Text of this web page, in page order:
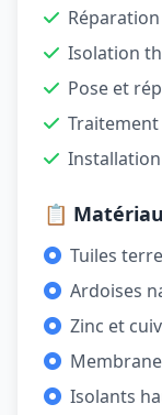
Isolation
Pose et
📋
Tuiles
Ardoises
Zinc et
Isolants